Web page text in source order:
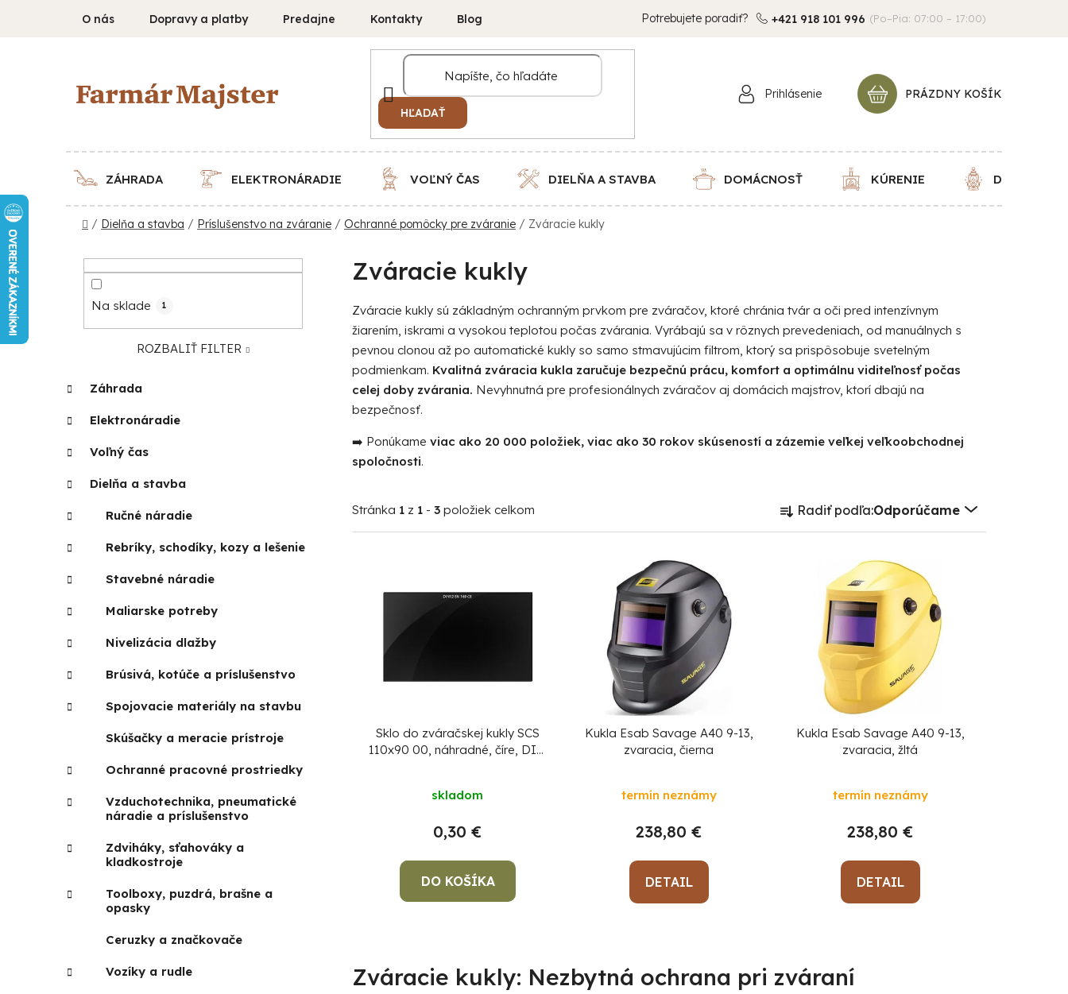
O nás Dopravy a platby Predajne Kontakty Blog Potrebujete poradiť? +421 918 101 996 (Po–Pia: 07:00 – 17:00)
HĽADAŤ
Prihlásenie
NÁKUPNÝ
KOŠÍK
PRÁZDNY KOŠÍK
ZÁHRADA ELEKTRONÁRADIE VOĽNÝ ČAS DIELŇA A STAVBA DOMÁCNOSŤ KÚRENIE DEKORÁCIE
Domov
/ Dielňa a stavba / Príslušenstvo na zváranie / Ochranné pomôcky pre zváranie / Zváracie kukly
a
n
e
Na sklade 1
ROZBALIŤ FILTER
kategórie
a
t
g
r
e
Záhrada
Elektronáradie
Voľný čas
Dielňa a stavba
Ručné náradie
Rebríky, schodíky, kozy a lešenie
Stavebné náradie
Maliarske potreby
Nivelizácia dlažby
Brúsivá, kotúče a príslušenstvo
Spojovacie materiály na stavbu
Skúšačky a meracie prístroje
Ochranné pracovné prostriedky
Vzduchotechnika, pneumatické
náradie a príslušenstvo
Zdviháky, sťahováky a
kladkostroje
Toolboxy, puzdrá, brašne a
opasky
Ceruzky a značkovače
Vozíky a rudle
Zváracie kukly
Zváracie kukly sú základným ochranným prvkom pre zváračov, ktoré chránia tvár a oči pred intenzívnym
žiarením, iskrami a vysokou teplotou počas zvárania. Vyrábajú sa v rôznych prevedeniach, od manuálnych s
pevnou clonou až po automatické kukly so samo stmavujúcim filtrom, ktorý sa prispôsobuje svetelným
podmienkam. Kvalitná zváracia kukla zaručuje bezpečnú prácu, komfort a optimálnu viditeľnosť počas
celej doby zvárania. Nevyhnutná pre profesionálnych zváračov aj domácich majstrov, ktorí dbajú na
bezpečnosť.
➡️ Ponúkame viac ako 20 000 položiek, viac ako 30 rokov skúseností a zázemie veľkej veľkoobchodnej
spoločnosti.
Stránka 1 z 1 - 3 položiek celkom
R
a Radiť podľa:Odporúčame
Sklo do zváračskej kukly SCS
110x90 00, náhradné, číre, DIN
skladom
0,30 €
DO KOŠÍKA
Kukla Esab Savage A40 9-13,
zvaracia, čierna
termín neznámy
238,80 €
DETAIL
Kukla Esab Savage A40 9-13,
zvaracia, žltá
termín neznámy
238,80 €
DETAIL
v
l
Zváracie kukly: Nezbytná ochrana pri zváraní